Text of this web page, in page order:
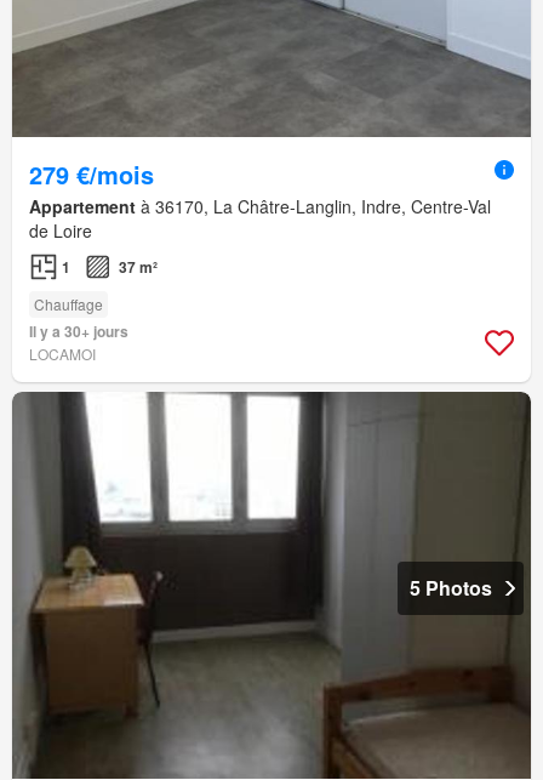
279 €/mois
Appartement à 36170, La Châtre-Langlin, Indre, Centre-Val
de Loire
1 37 m²
Chauffage
Il y a 30+ jours
LOCAMOI
5 Photos